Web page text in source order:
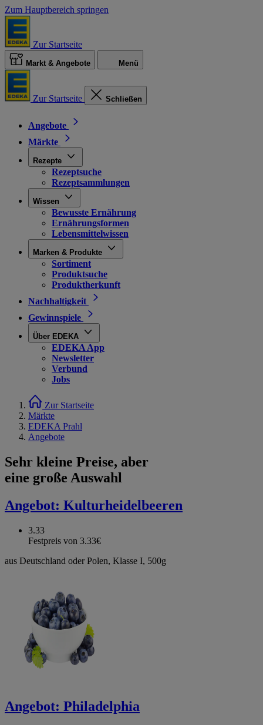
Zum Hauptbereich springen
Zur Startseite
Markt & Angebote Menü
Zur Startseite Schließen
Angebote
Märkte
Rezepte
Rezeptsuche
Rezeptsammlungen
Wissen
Bewusste Ernährung
Ernährungsformen
Lebensmittelwissen
Marken & Produkte
Sortiment
Produktsuche
Produktherkunft
Nachhaltigkeit
Gewinnspiele
Über EDEKA
EDEKA App
Newsletter
Verbund
Jobs
Zur Startseite
Märkte
EDEKA Prahl
Angebote
Sehr kleine Preise, aber
eine große Auswahl
Angebot: Kulturheidelbeeren
3.33
Festpreis von 3.33€
aus Deutschland oder Polen, Klasse I, 500g
Angebot: Philadelphia